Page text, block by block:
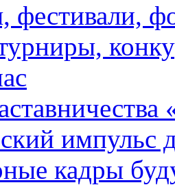
фестивали,
импульс
кадры